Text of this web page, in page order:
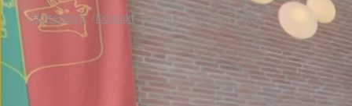
Holterberg Kontakt Häufig gestellte Fragen